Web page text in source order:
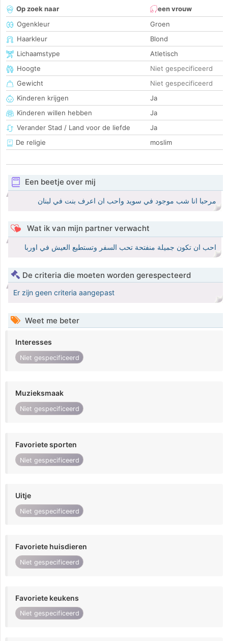
Op zoek naar
een vrouw
Ogenkleur
Groen
Haarkleur
Blond
Lichaamstype
Atletisch
Hoogte
Niet gespecificeerd
Gewicht
Niet gespecificeerd
Kinderen krijgen
Ja
Kinderen willen hebben
Ja
Verander Stad / Land voor de liefde
Ja
De religie
moslim
Een beetje over mij
مرحبا انا شب موجود في سويد واحب ان اعرف بنت في لبنان
Wat ik van mijn partner verwacht
احب ان تكون جميلة منفتحة تحب السفر وتستطيع العيش في اوربا
De criteria die moeten worden gerespecteerd
Er zijn geen criteria aangepast
Weet me beter
Interesses
Niet gespecificeerd
Muzieksmaak
Niet gespecificeerd
Favoriete sporten
Niet gespecificeerd
Uitje
Niet gespecificeerd
Favoriete huisdieren
Niet gespecificeerd
Favoriete keukens
Niet gespecificeerd